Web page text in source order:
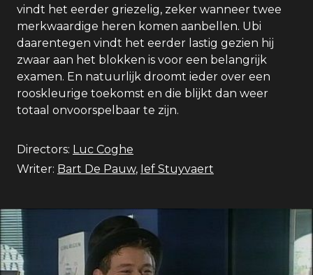
vindt het eerder griezelig, zeker wanneer twee
merkwaardige heren komen aanbellen. Ubi
daarentegen vindt het eerder lastig gezien hij
zwaar aan het blokken is voor een belangrijk
examen. En natuurlijk droomt ieder over een
rooskleurige toekomst en die blijkt dan weer
totaal onvoorspelbaar te zijn.
Directors: Luc Coghe
Writer: Bart De Pauw, Ief Stuyvaert